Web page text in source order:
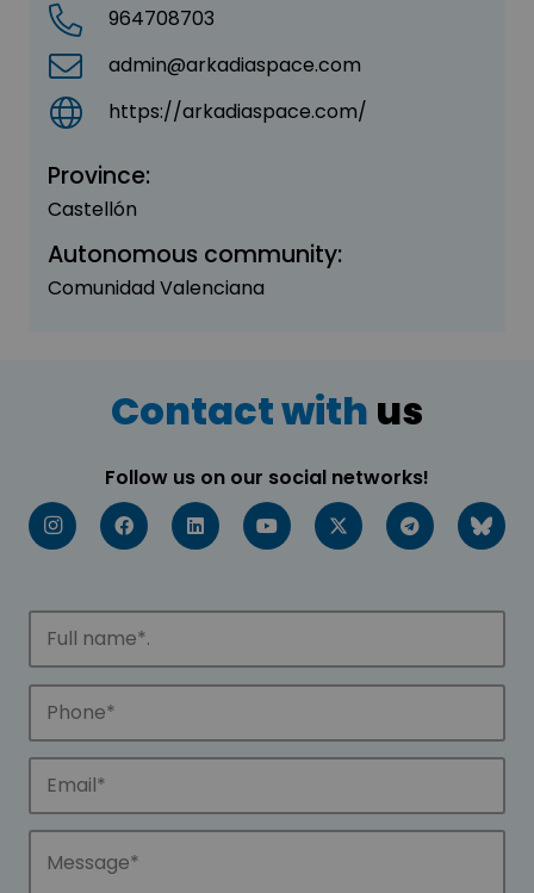
964708703
admin@arkadiaspace.com
https://arkadiaspace.com/
Province:
Castellón
Autonomous community:
Comunidad Valenciana
Contact with us
Follow us on our social networks!